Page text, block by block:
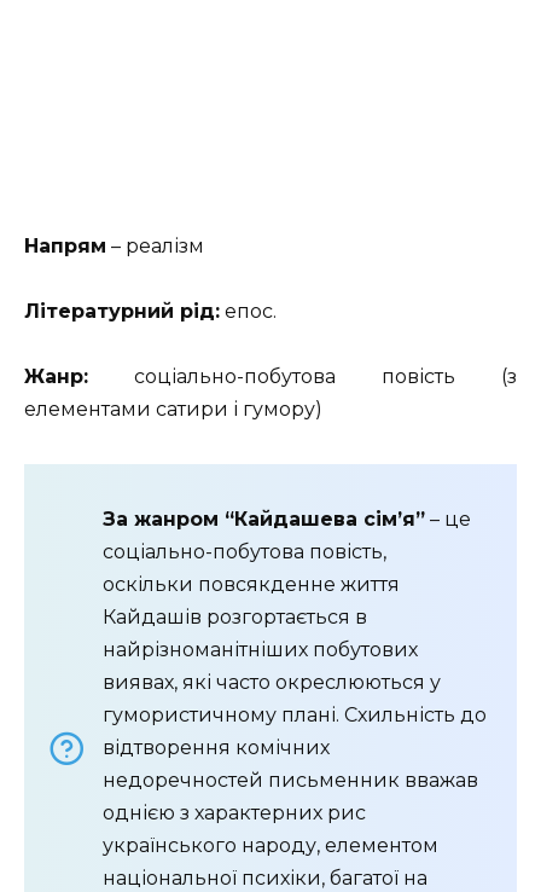
Напрям – реалізм
Літературний рід: епос.
Жанр: соціально-побутова повість (з
елементами сатири і гумору)
За жанром “Кайдашева сім’я” – це
соціально-побутова повість,
оскільки повсякденне життя
Кайдашів розгортається в
найрізноманітніших побутових
виявах, які часто окреслюються у
гумористичному плані. Схильність до
відтворення комічних
недоречностей письменник вважав
однією з характерних рис
українського народу, елементом
національної психіки, багатої на